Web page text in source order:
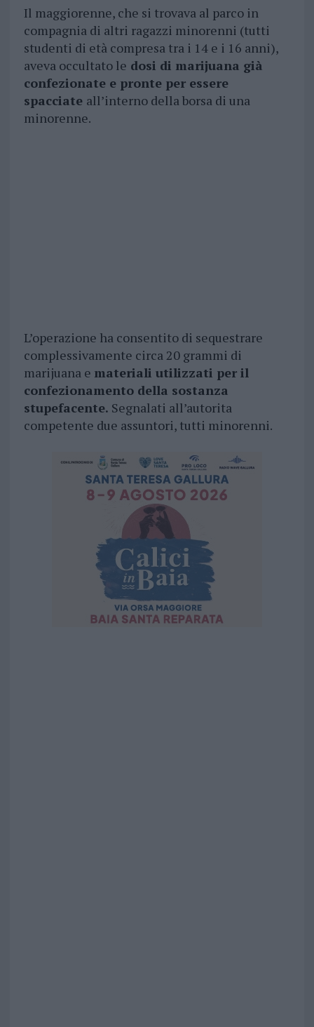
Il maggiorenne, che si trovava al parco in
compagnia di altri ragazzi minorenni (tutti
studenti di età compresa tra i 14 e i 16 anni),
aveva occultato le dosi di marijuana già
confezionate e pronte per essere
spacciate all’interno della borsa di una
minorenne.
L’operazione ha consentito di sequestrare
complessivamente circa 20 grammi di
marijuana e materiali utilizzati per il
confezionamento della sostanza
stupefacente. Segnalati all’autorita
competente due assuntori, tutti minorenni.